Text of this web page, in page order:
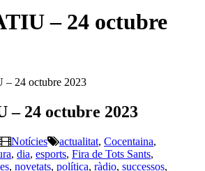
– 24 octubre
24 octubre 2023
24 octubre 2023
Notícies actualitat, Cocentaina,
, dia, esports, Fira de Tots Sants,
, novetats, política, ràdio, successos,